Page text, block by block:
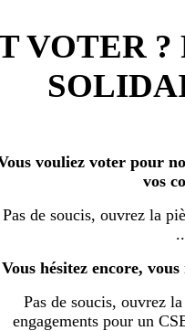
VOTER ?
vouliez voter pour
vos
Pas de soucis, ouvrez la
Vous hésitez encore,
Pas de soucis, ouvrez
engagements pour un